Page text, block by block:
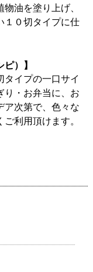
油を塗り上げ、
１０切タイプに仕
）】
タイプの一口サイ
り・お弁当に、お
ア次第で、色々な
利用頂けます。